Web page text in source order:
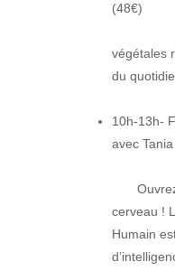
»
végétales
du
10h-13h-
avec
Ouvrez
cerveau !
Humain